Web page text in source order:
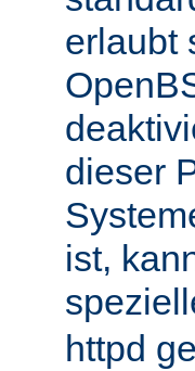
erlaubt
dieser
ist,
httpd